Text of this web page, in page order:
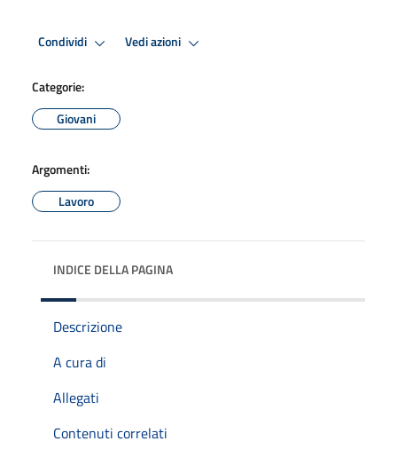
Condividi Vedi azioni
Categorie:
Giovani
Argomenti:
Lavoro
INDICE DELLA PAGINA
Descrizione
A cura di
Allegati
Contenuti correlati